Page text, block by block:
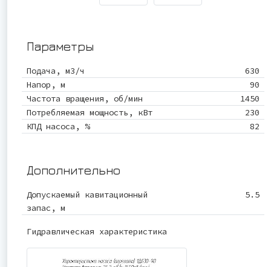
Параметры
Подача, м3/ч
630
Напор, м
90
Частота вращения, об/мин
1450
Потребляемая мощность, кВт
230
КПД насоса, %
82
Дополнительно
Допускаемый кавитационный
запас, м
5.5
Гидравлическая характеристика